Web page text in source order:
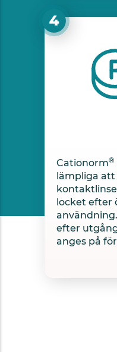
Cationorm®
lämpliga
locket efter
efter
anges på